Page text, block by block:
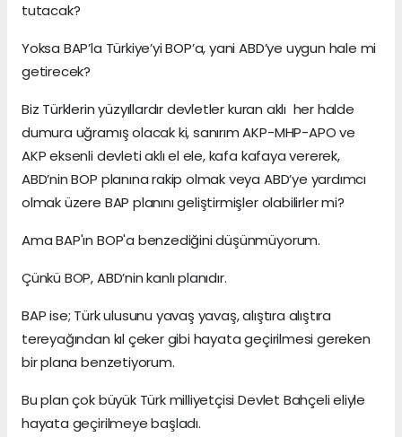
tutacak?
Yoksa BAP’la Türkiye’yi BOP’a, yani ABD’ye uygun hale mi
getirecek?
Biz Türklerin yüzyıllardır devletler kuran aklı her halde
dumura uğramış olacak ki, sanırım AKP-MHP-APO ve
AKP eksenli devleti aklı el ele, kafa kafaya vererek,
ABD’nin BOP planına rakip olmak veya ABD’ye yardımcı
olmak üzere BAP planını geliştirmişler olabilirler mi?
Ama BAP'ın BOP'a benzediğini düşünmüyorum.
Çünkü BOP, ABD’nin kanlı planıdır.
BAP ise; Türk ulusunu yavaş yavaş, alıştıra alıştıra
tereyağından kıl çeker gibi hayata geçirilmesi gereken
bir plana benzetiyorum.
Bu plan çok büyük Türk milliyetçisi Devlet Bahçeli eliyle
hayata geçirilmeye başladı.